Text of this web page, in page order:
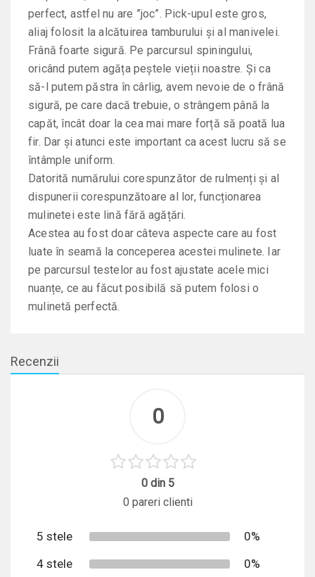
perfect, astfel nu are ”joc”. Pick-upul este gros,
aliaj folosit la alcătuirea tamburului și al manivelei.
Frână foarte sigură. Pe parcursul spiningului,
oricând putem agăța peștele vieții noastre. Și ca
să-l putem păstra în cârlig, avem nevoie de o frână
sigură, pe care dacă trebuie, o strângem până la
capăt, încât doar la cea mai mare forță să poată lua
fir. Dar și atunci este important ca acest lucru să se
întâmple uniform.
Datorită numărului corespunzător de rulmenți și al
dispunerii corespunzătoare al lor, funcționarea
mulinetei este lină fără agățări.
Acestea au fost doar câteva aspecte care au fost
luate în seamă la conceperea acestei mulinete. Iar
pe parcursul testelor au fost ajustate acele mici
nuanțe, ce au făcut posibilă să putem folosi o
mulinetă perfectă.
Recenzii
0
0 din 5
0 pareri clienti
5 stele
0%
4 stele
0%